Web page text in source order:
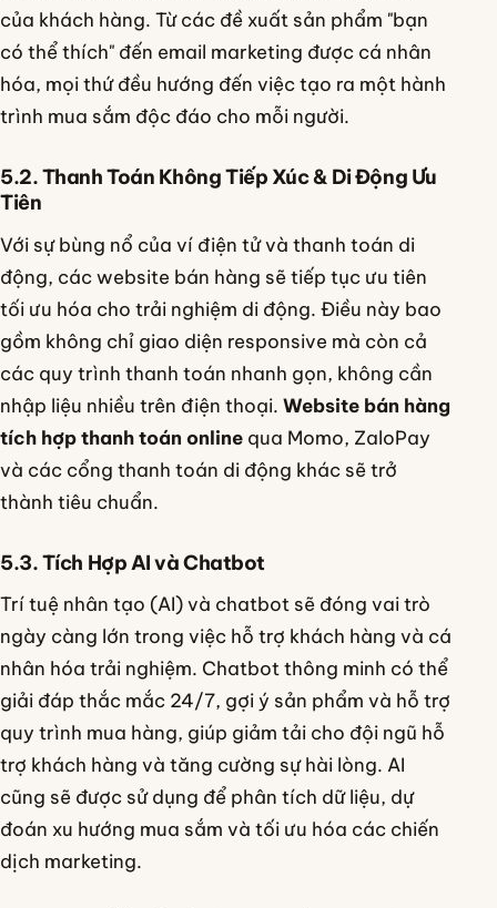
của khách hàng. Từ các đề xuất sản phẩm "bạn
có thể thích" đến email marketing được cá nhân
hóa, mọi thứ đều hướng đến việc tạo ra một hành
trình mua sắm độc đáo cho mỗi người.
5.2. Thanh Toán Không Tiếp Xúc & Di Động Ưu
Tiên
Với sự bùng nổ của ví điện tử và thanh toán di
động, các website bán hàng sẽ tiếp tục ưu tiên
tối ưu hóa cho trải nghiệm di động. Điều này bao
gồm không chỉ giao diện responsive mà còn cả
các quy trình thanh toán nhanh gọn, không cần
nhập liệu nhiều trên điện thoại. Website bán hàng
tích hợp thanh toán online qua Momo, ZaloPay
và các cổng thanh toán di động khác sẽ trở
thành tiêu chuẩn.
5.3. Tích Hợp AI và Chatbot
Trí tuệ nhân tạo (AI) và chatbot sẽ đóng vai trò
ngày càng lớn trong việc hỗ trợ khách hàng và cá
nhân hóa trải nghiệm. Chatbot thông minh có thể
giải đáp thắc mắc 24/7, gợi ý sản phẩm và hỗ trợ
quy trình mua hàng, giúp giảm tải cho đội ngũ hỗ
trợ khách hàng và tăng cường sự hài lòng. AI
cũng sẽ được sử dụng để phân tích dữ liệu, dự
đoán xu hướng mua sắm và tối ưu hóa các chiến
dịch marketing.